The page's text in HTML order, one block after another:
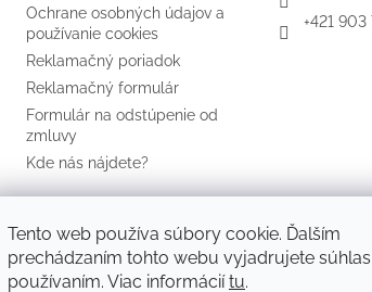
Tento web používa súbory cookie. Ďalším
prechádzaním tohto webu vyjadrujete
používaním. Viac informáciítu.
Ochrane osobných údajov a
používanie cookies
Reklamačný poriadok
Reklamačný formulár
Formulár na odstúpenie od
zmluvy
Kde nás nájdete?
+421 903